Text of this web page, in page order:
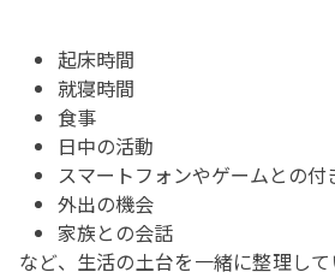
起床時間
就寝時間
食事
日中の活動
スマートフォンやゲームとの付
外出の機会
家族との会話
など、生活の土台を一緒に整理して